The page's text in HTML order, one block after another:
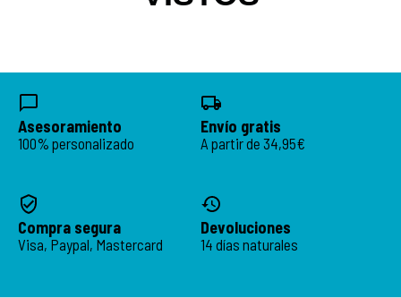
Asesoramiento
100% personalizado
Envío gratis
A partir de 34,95€
Compra segura
Visa, Paypal, Mastercard
Devoluciones
14 días naturales